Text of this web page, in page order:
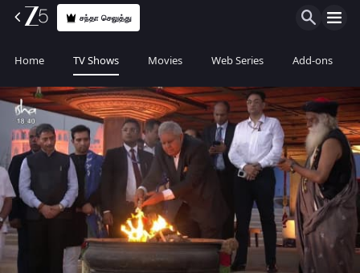
சந்தா செலுத்து
Home TV Shows Movies Web Series Add-ons